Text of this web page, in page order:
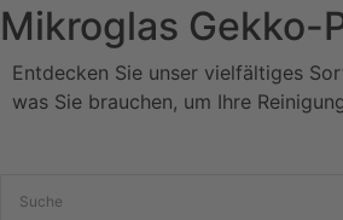
Mikroglas Gekko-
Entdecken Sie unser vielfältiges
was Sie brauchen, um Ihre